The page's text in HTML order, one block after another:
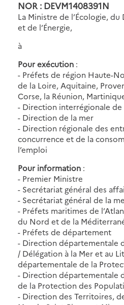
NOR : DEVM1408391N
La Ministre de l’Écologie,
et de l’Énergie,
à
Pour exécution :
- Préfets de région Haute-
de la Loire, Aquitaine,
Corse, la Réunion,
- Direction interrégionale de
- Direction de la mer
- Direction régionale des
concurrence et de la
l’emploi
Pour information :
- Premier Ministre
- Secrétariat général des
- Secrétariat général de la
- Préfets maritimes de
du Nord et de la
- Préfets de département
- Direction départementale
/ Délégation à la Mer et au
départementale de la
- Direction départementale
de la Protection des
- Direction des Territoires,